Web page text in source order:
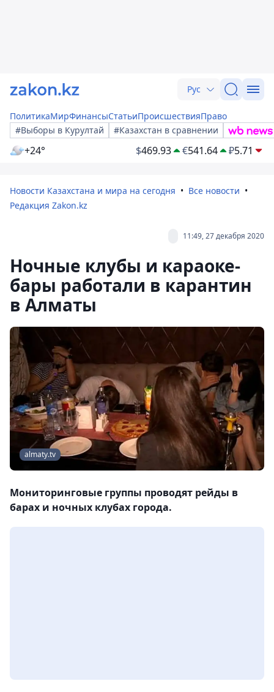
Рус
ПолитикаМирФинансыСтатьиПроисшествияПраво
#Выборы в Курултай
#Казахстан в сравнении
+24° $469.93 €541.64 ₽5.71
Новости Казахстана и мира на сегодня
Все новости
Редакция Zakon.kz
11:49, 27 декабря 2020
Ночные клубы и караоке-
бары работали в карантин
в Алматы
almaty.tv
Мониторинговые группы проводят рейды в
барах и ночных клубах города.